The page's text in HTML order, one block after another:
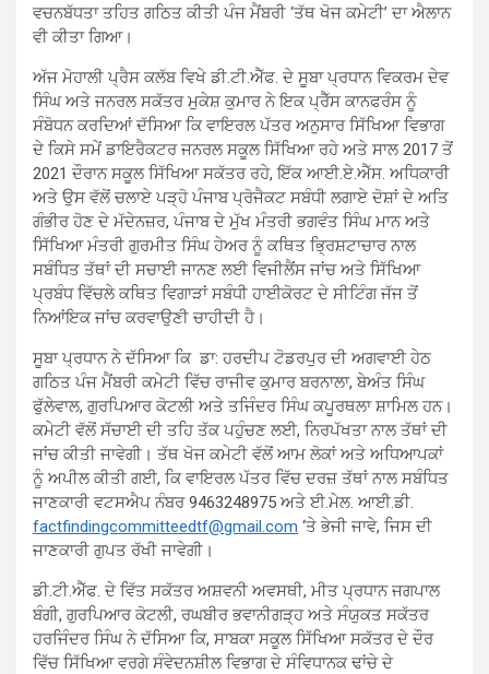
ਵਚਨਬੱਧਤਾ ਤਹਿਤ ਗਠਿਤ ਕੀਤੀ ਪੰਜ ਮੈਂਬਰੀ ‘ਤੱਥ ਖੋਜ ਕਮੇਟੀ’ ਦਾ ਐਲਾਨ
ਵੀ ਕੀਤਾ ਗਿਆ।
ਅੱਜ ਮੋਹਾਲੀ ਪ੍ਰੈਸ ਕਲੱਬ ਵਿਖੇ ਡੀ.ਟੀ.ਐੱਫ. ਦੇ ਸੂਬਾ ਪ੍ਰਧਾਨ ਵਿਕਰਮ ਦੇਵ
ਸਿੰਘ ਅਤੇ ਜਨਰਲ ਸਕੱਤਰ ਮੁਕੇਸ਼ ਕੁਮਾਰ ਨੇ ਇਕ ਪ੍ਰੈੱਸ ਕਾਨਫਰੰਸ ਨੂੰ
ਸੰਬੋਧਨ ਕਰਦਿਆਂ ਦੱਸਿਆ ਕਿ ਵਾਇਰਲ ਪੱਤਰ ਅਨੁਸਾਰ ਸਿੱਖਿਆ ਵਿਭਾਗ
ਦੇ ਕਿਸੇ ਸਮੇਂ ਡਾਇਰੈਕਟਰ ਜਨਰਲ ਸਕੂਲ ਸਿੱਖਿਆ ਰਹੇ ਅਤੇ ਸਾਲ 2017 ਤੋਂ
2021 ਦੌਰਾਨ ਸਕੂਲ ਸਿੱਖਿਆ ਸਕੱਤਰ ਰਹੇ, ਇੱਕ ਆਈ.ਏ.ਐੱਸ. ਅਧਿਕਾਰੀ
ਅਤੇ ਉਸ ਵੱਲੋਂ ਚਲਾਏ ਪੜ੍ਹੋ ਪੰਜਾਬ ਪ੍ਰੋਜੈਕਟ ਸਬੰਧੀ ਲਗਾਏ ਦੋਸ਼ਾਂ ਦੇ ਅਤਿ
ਗੰਭੀਰ ਹੋਣ ਦੇ ਮੱਦੇਨਜ਼ਰ, ਪੰਜਾਬ ਦੇ ਮੁੱਖ ਮੰਤਰੀ ਭਗਵੰਤ ਸਿੰਘ ਮਾਨ ਅਤੇ
ਸਿੱਖਿਆ ਮੰਤਰੀ ਗੁਰਮੀਤ ਸਿੰਘ ਹੇਅਰ ਨੂੰ ਕਥਿਤ ਭ੍ਰਿਸ਼ਟਾਚਾਰ ਨਾਲ
ਸਬੰਧਿਤ ਤੱਥਾਂ ਦੀ ਸਚਾਈ ਜਾਨਣ ਲਈ ਵਿਜੀਲੈਂਸ ਜਾਂਚ ਅਤੇ ਸਿੱਖਿਆ
ਪ੍ਰਬੰਧ ਵਿੱਚਲੇ ਕਥਿਤ ਵਿਗਾੜਾਂ ਸਬੰਧੀ ਹਾਈਕੋਰਟ ਦੇ ਸੀਟਿੰਗ ਜੱਜ ਤੋਂ
ਨਿਆਂਇਕ ਜਾਂਚ ਕਰਵਾਉਣੀ ਚਾਹੀਦੀ ਹੈ।
ਸੂਬਾ ਪ੍ਰਧਾਨ ਨੇ ਦੱਸਿਆ ਕਿ ਡਾ: ਹਰਦੀਪ ਟੋਡਰਪੁਰ ਦੀ ਅਗਵਾਈ ਹੇਠ
ਗਠਿਤ ਪੰਜ ਮੈਂਬਰੀ ਕਮੇਟੀ ਵਿੱਚ ਰਾਜੀਵ ਕੁਮਾਰ ਬਰਨਾਲਾ, ਬੇਅੰਤ ਸਿੰਘ
ਫੁੱਲੇਵਾਲ, ਗੁਰਪਿਆਰ ਕੋਟਲੀ ਅਤੇ ਤਜਿੰਦਰ ਸਿੰਘ ਕਪੂਰਥਲਾ ਸ਼ਾਮਿਲ ਹਨ।
ਕਮੇਟੀ ਵੱਲੋਂ ਸੱਚਾਈ ਦੀ ਤਹਿ ਤੱਕ ਪਹੁੰਚਣ ਲਈ, ਨਿਰਪੱਖਤਾ ਨਾਲ ਤੱਥਾਂ ਦੀ
ਜਾਂਚ ਕੀਤੀ ਜਾਵੇਗੀ। ਤੱਥ ਖੋਜ ਕਮੇਟੀ ਵੱਲੋਂ ਆਮ ਲੋਕਾਂ ਅਤੇ ਅਧਿਆਪਕਾਂ
ਨੂੰ ਅਪੀਲ ਕੀਤੀ ਗਈ, ਕਿ ਵਾਇਰਲ ਪੱਤਰ ਵਿੱਚ ਦਰਜ਼ ਤੱਥਾਂ ਨਾਲ ਸਬੰਧਿਤ
ਜਾਣਕਾਰੀ ਵਟਸਐਪ ਨੰਬਰ 9463248975 ਅਤੇ ਈ.ਮੇਲ. ਆਈ.ਡੀ.
factfindingcommitteedtf@gmail.com ‘ਤੇ ਭੇਜੀ ਜਾਵੇ, ਜਿਸ ਦੀ
ਜਾਣਕਾਰੀ ਗੁਪਤ ਰੱਖੀ ਜਾਵੇਗੀ।
ਡੀ.ਟੀ.ਐੱਫ. ਦੇ ਵਿੱਤ ਸਕੱਤਰ ਅਸ਼ਵਨੀ ਅਵਸਥੀ, ਮੀਤ ਪ੍ਰਧਾਨ ਜਗਪਾਲ
ਬੰਗੀ, ਗੁਰਪਿਆਰ ਕੋਟਲੀ, ਰਘਬੀਰ ਭਵਾਨੀਗੜ੍ਹ ਅਤੇ ਸੰਯੁਕਤ ਸਕੱਤਰ
ਹਰਜਿੰਦਰ ਸਿੰਘ ਨੇ ਦੱਸਿਆ ਕਿ, ਸਾਬਕਾ ਸਕੂਲ ਸਿੱਖਿਆ ਸਕੱਤਰ ਦੇ ਦੌਰ
ਵਿੱਚ ਸਿੱਖਿਆ ਵਰਗੇ ਸੰਵੇਦਨਸ਼ੀਲ ਵਿਭਾਗ ਦੇ ਸੰਵਿਧਾਨਕ ਢਾਂਚੇ ਦੇ